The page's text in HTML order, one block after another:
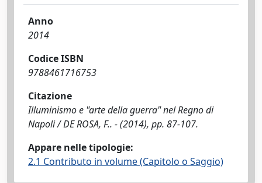
Anno
2014
Codice ISBN
9788461716753
Citazione
Illuminismo e "arte della guerra" nel Regno di
Napoli / DE ROSA, F.. - (2014), pp. 87-107.
Appare nelle tipologie:
2.1 Contributo in volume (Capitolo o Saggio)